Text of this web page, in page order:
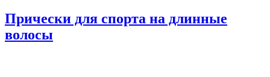
Прически для спорта на длинные
волосы